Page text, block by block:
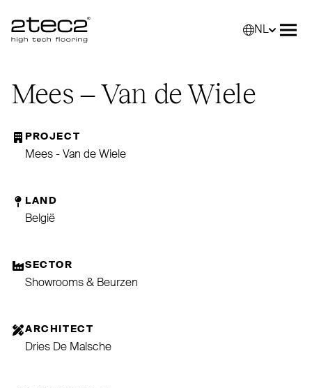
Primary
NL
Mees – Van de Wiele
PROJECT
Mees - Van de Wiele
LAND
België
SECTOR
Showrooms & Beurzen
ARCHITECT
Dries De Malsche